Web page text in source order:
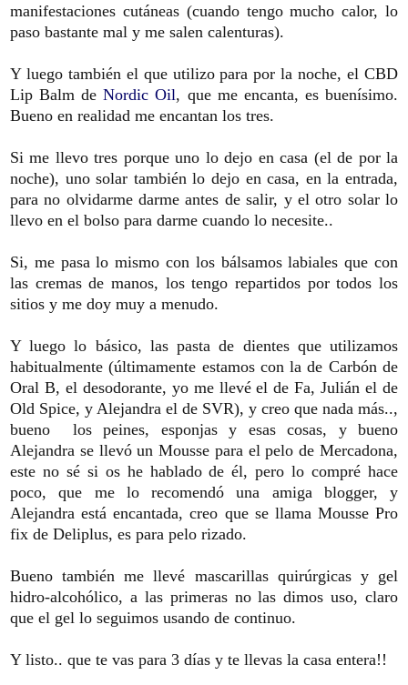
manifestaciones cutáneas (cuando tengo mucho calor, lo
paso bastante mal y me salen calenturas).
Y luego también el que utilizo para por la noche, el CBD
Lip Balm deNordic Oil, que me encanta, es buenísimo.
Bueno en realidad me encantan los tres.
Si me llevo tres porque uno lo dejo en casa (el de por la
noche), uno solar también lo dejo en casa, en la entrada,
para no olvidarme darme antes de salir, y el otro solar lo
llevo en el bolso para darme cuando lo necesite..
Si, me pasa lo mismo con los bálsamos labiales que con
las cremas de manos, los tengo repartidos por todos los
sitios y me doy muy a menudo.
Y luego lo básico, las pasta de dientes que utilizamos
habitualmente (últimamente estamos con la de Carbón de
Oral B, el desodorante, yo me llevé el de Fa, Julián el de
Old Spice, y Alejandra el de SVR), y creo que nada más..,
bueno los peines, esponjas y esas cosas, y bueno
Alejandra se llevó un Mousse para el pelo de Mercadona,
este no sé si os he hablado de él, pero lo compré hace
poco, que me lo recomendó una amiga blogger, y
Alejandra está encantada, creo que se llama Mousse Pro
fix de Deliplus, es para pelo rizado.
Bueno también me llevé mascarillas quirúrgicas y gel
hidro-alcohólico, a las primeras no las dimos uso, claro
que el gel lo seguimos usando de continuo.
Y listo.. que te vas para 3 días y te llevas la casa entera!!